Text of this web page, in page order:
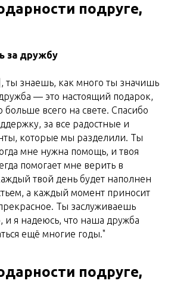
подруге,
за дружбу
знаешь, как много ты значишь
— это настоящий подарок,
всего на свете. Спасибо
за все радостные и
которые мы разделили. Ты
мне нужна помощь, и твоя
помогает мне верить в
твой день будет наполнен
а каждый момент приносит
Ты заслуживаешь
и я надеюсь, что наша дружба
ещё многие годы."
подруге,